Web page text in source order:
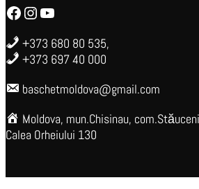
Facebook Instagram YouTube
+373 680 80 535,
+373 697 40 000
baschetmoldova@gmail.com
Moldova, mun.Chisinau,
Calea Orheiului 130